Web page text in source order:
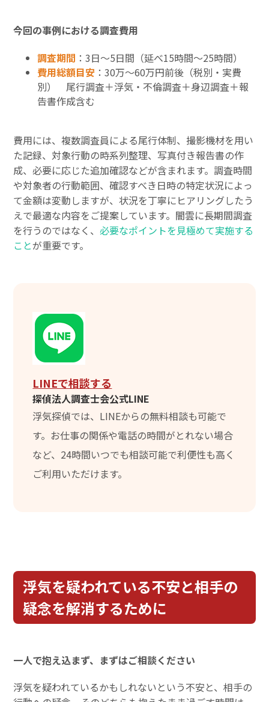
今回の事例における調査費用
調査期間 ：3日〜5日間（延べ15時間〜25時間）
費用総額目安 ：30万〜60万円前後（税別・実費
別） 尾行調査＋浮気・不倫調査＋身辺調査＋報
告書作成含む
費用には、複数調査員による尾行体制、撮影機材を用い
た記録、対象行動の時系列整理、写真付き報告書の作
成、必要に応じた追加確認などが含まれます。調査時間
や対象者の行動範囲、確認すべき日時の特定状況によっ
て金額は変動しますが、状況を丁寧にヒアリングしたう
えで最適な内容をご提案しています。闇雲に長期間調査
を行うのではなく、必要なポイントを見極めて実施する
ことが重要です。
LINEで相談する
探偵法人調査士会公式LINE
浮気探偵では、LINEからの無料相談も可能で
す。お仕事の関係や電話の時間がとれない場合
など、24時間いつでも相談可能で利便性も高く
ご利用いただけます。
浮気を疑われている不安と相手の
疑念を解消するために
一人で抱え込まず、まずはご相談ください
浮気を疑われているかもしれないという不安と、相手の